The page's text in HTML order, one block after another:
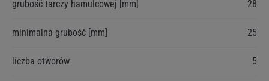
grubość tarczy hamulcowej [mm] 28
minimalna grubość [mm] 25
liczba otworów 5